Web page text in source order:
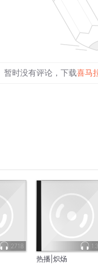
暂时没有评论，下载喜马
2718
热播|炽炀